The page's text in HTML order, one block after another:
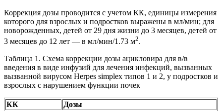
Коррекция дозы проводится с учетом КК, единицы измерения
которого для взрослых и подростков выражены в мл/мин; для
новорожденных, детей от 29 дня жизни до 3 месяцев, детей от
3 месяцев до 12 лет — в мл/мин/1.73 м2.
Таблица 1. Схема коррекции дозы ацикловира для в/в
введения в виде инфузий для лечения инфекций, вызванных
вызванной вирусом Herpes simplex типов 1 и 2, у подростков и
взрослых с нарушением функции почек
КК
Дозы